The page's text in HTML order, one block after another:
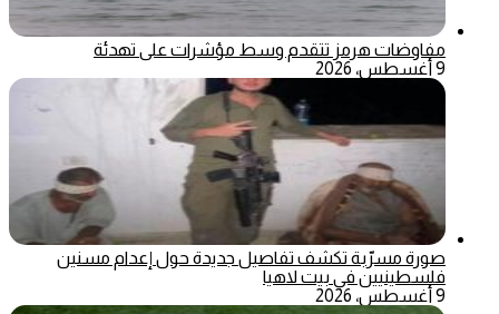
مفاوضات هرمز تتقدم وسط مؤشرات على تهدئة
9 أغسطس، 2026
صورة مسرّبة تكشف تفاصيل جديدة حول إعدام مسنين
فلسطينيين في بيت لاهيا
9 أغسطس، 2026